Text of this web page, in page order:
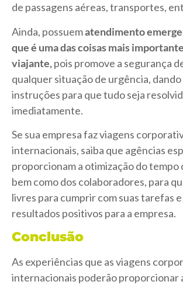
de passagens aéreas, transportes,
Ainda, possuematendimento
que é uma das coisas mais
viajante,pois promove a segurança
qualquer situação de urgência,
instruções para que tudo seja
imediatamente.
Se sua empresa faz viagens
internacionais, saiba que agências
proporcionam a otimização do tempo
bem como dos colaboradores, para
livres para cumprir com suas tarefas
resultados positivos para a empresa.
Conclusão
As experiências que as viagens
internacionais poderão proporcionar